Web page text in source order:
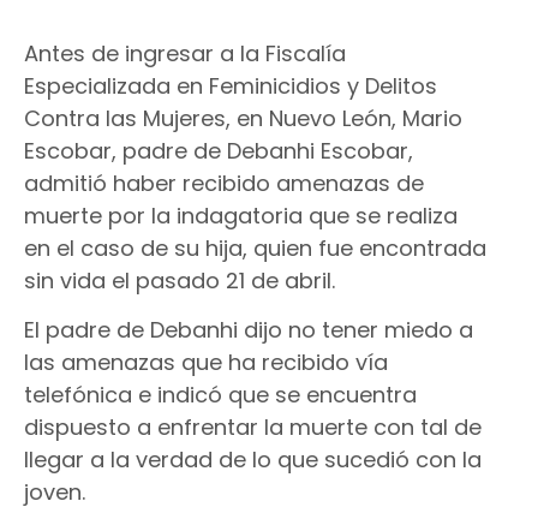
Antes de ingresar a la Fiscalía
Especializada en Feminicidios y Delitos
Contra las Mujeres, en Nuevo León, Mario
Escobar, padre de Debanhi Escobar,
admitió haber recibido amenazas de
muerte por la indagatoria que se realiza
en el caso de su hija, quien fue encontrada
sin vida el pasado 21 de abril.
El padre de Debanhi dijo no tener miedo a
las amenazas que ha recibido vía
telefónica e indicó que se encuentra
dispuesto a enfrentar la muerte con tal de
llegar a la verdad de lo que sucedió con la
joven.